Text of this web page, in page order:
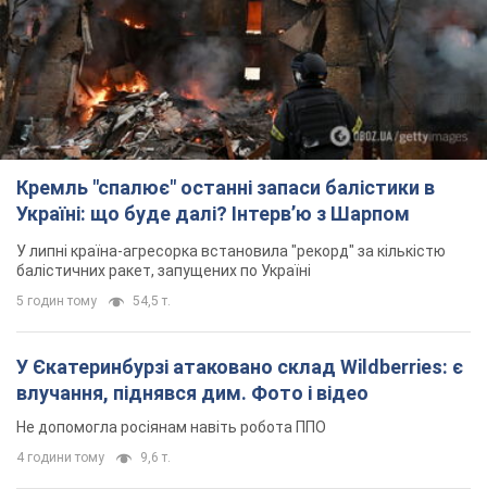
Кремль "спалює" останні запаси балістики в
Україні: що буде далі? Інтерв’ю з Шарпом
У липні країна-агресорка встановила "рекорд" за кількістю
балістичних ракет, запущених по Україні
5 годин тому 54,5 т.
У Єкатеринбурзі атаковано склад Wildberries: є
влучання, піднявся дим. Фото і відео
Не допомогла росіянам навіть робота ППО
4 години тому 9,6 т.